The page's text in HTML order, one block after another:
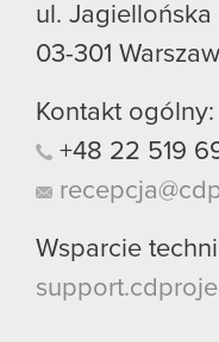
ul. Jagiellońska
03-301
Kontakt ogólny:
+48 22 519
Wsparcie